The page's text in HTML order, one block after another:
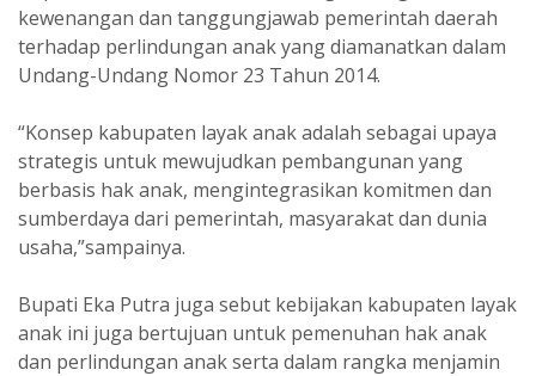
kewenangan dan tanggungjawab pemerintah daerah
terhadap perlindungan anak yang diamanatkan dalam
Undang-Undang Nomor 23 Tahun 2014.
“Konsep kabupaten layak anak adalah sebagai upaya
strategis untuk mewujudkan pembangunan yang
berbasis hak anak, mengintegrasikan komitmen dan
sumberdaya dari pemerintah, masyarakat dan dunia
usaha,”sampainya.
Bupati Eka Putra juga sebut kebijakan kabupaten layak
anak ini juga bertujuan untuk pemenuhan hak anak
dan perlindungan anak serta dalam rangka menjamin